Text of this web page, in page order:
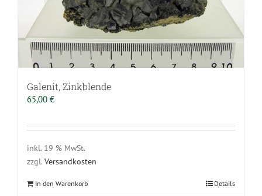
Galenit, Zinkblende
65,00 €
inkl. 19 % MwSt.
zzgl. Versandkosten
In den Warenkorb Details